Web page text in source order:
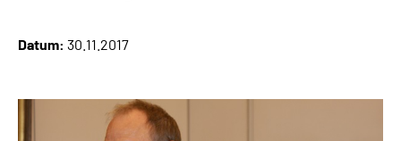
Inhalte in Gebärdensprache (DGS)
Datum: 30.11.2017